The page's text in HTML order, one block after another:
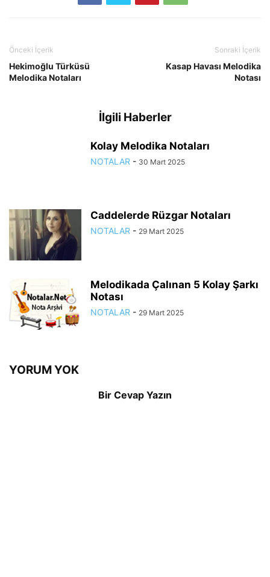
Önceki İçerik
Hekimoğlu Türküsü
Melodika Notaları
Sonraki İçerik
Kasap Havası Melodika
Notası
İlgili Haberler
Kolay Melodika Notaları
NOTALAR - 30 Mart 2025
Caddelerde Rüzgar Notaları
NOTALAR - 29 Mart 2025
Melodikada Çalınan 5 Kolay Şarkı
Notası
NOTALAR - 29 Mart 2025
YORUM YOK
Bir Cevap Yazın